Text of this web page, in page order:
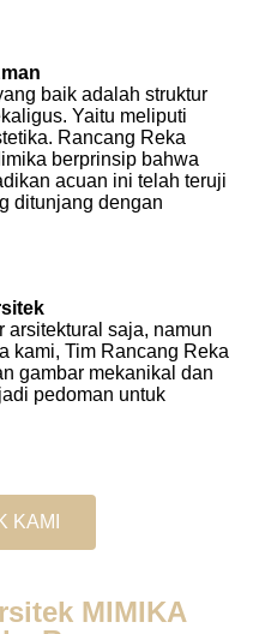
baik adalah struktur
Yaitu meliputi
Rancang Reka
berprinsip bahwa
acuan ini telah teruji
ditunjang dengan
arsitektural saja, namun
kami, Tim Rancang Reka
gambar mekanikal dan
pedoman untuk
KAMI
MIMIKA